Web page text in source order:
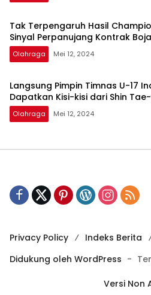
Tak Terpengaruh Hasil
Sinyal Perpanujang Kontrak
Olahraga Mei 12, 2024
Langsung Pimpin Timnas U-17
Dapatkan Kisi-kisi dari Shin
Olahraga Mei 12, 2024
Privacy Policy Indeks Berita
Didukung oleh WordPress -
Versi Non